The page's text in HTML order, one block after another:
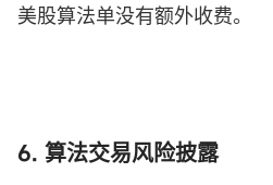
美股算法单没有额外收费。
6. 算法交易风险披露